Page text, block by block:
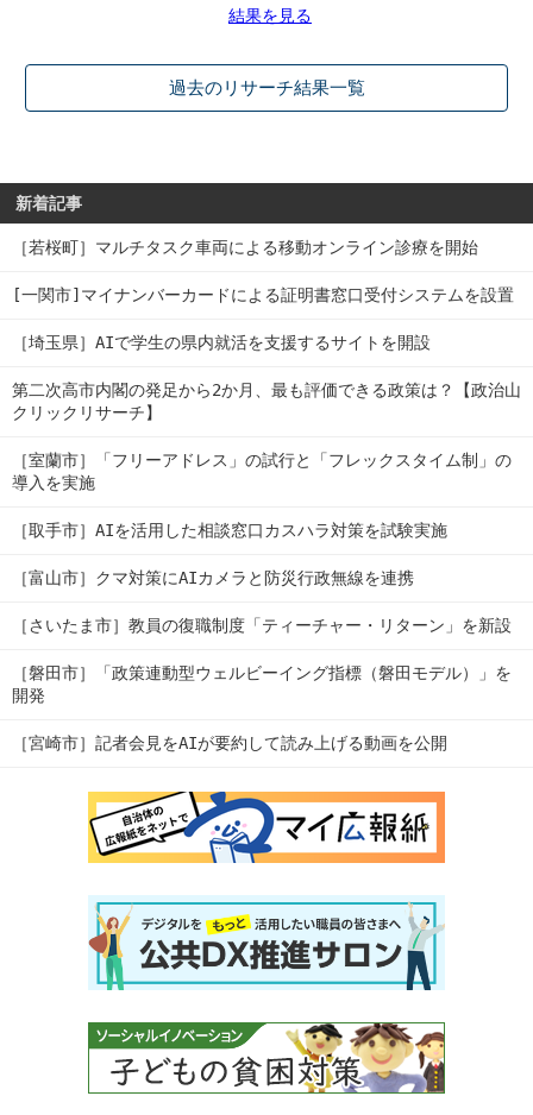
結果を見る
過去のリサーチ結果一覧
新着記事
［若桜町］マルチタスク車両による移動オンライン診療を開始
[一関市]マイナンバーカードによる証明書窓口受付システムを設置
［埼玉県］AIで学生の県内就活を支援するサイトを開設
第二次高市内閣の発足から2か月、最も評価できる政策は？【政治山
クリックリサーチ】
［室蘭市］「フリーアドレス」の試行と「フレックスタイム制」の
導入を実施
［取手市］AIを活用した相談窓口カスハラ対策を試験実施
［富山市］クマ対策にAIカメラと防災行政無線を連携
［さいたま市］教員の復職制度「ティーチャー・リターン」を新設
［磐田市］「政策連動型ウェルビーイング指標（磐田モデル）」を
開発
［宮崎市］記者会見をAIが要約して読み上げる動画を公開